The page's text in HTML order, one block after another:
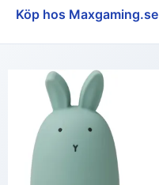
Köp hos Maxgaming.se